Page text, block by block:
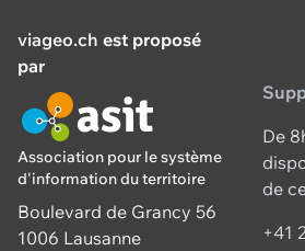
viageo.ch est proposé
par
Association pour le système
d'information du territoire
Boulevard de Grancy 56
1006 Lausanne
De
de
+41